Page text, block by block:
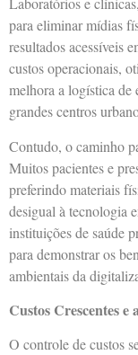
para eliminar mídias
resultados acessíveis
custos operacionais,
melhora a logística de
grandes centros
Contudo, o caminho
Muitos pacientes e
preferindo materiais
desigual à tecnologia
instituições de saúde
para demonstrar os
ambientais da
Custos Crescentes e
O controle de custos